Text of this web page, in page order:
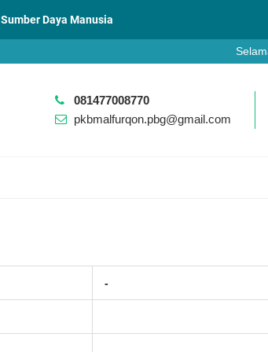
Sumber Daya Manusia
https://
081477008770
pkbmalfurqon.pbg@gmail.com
-